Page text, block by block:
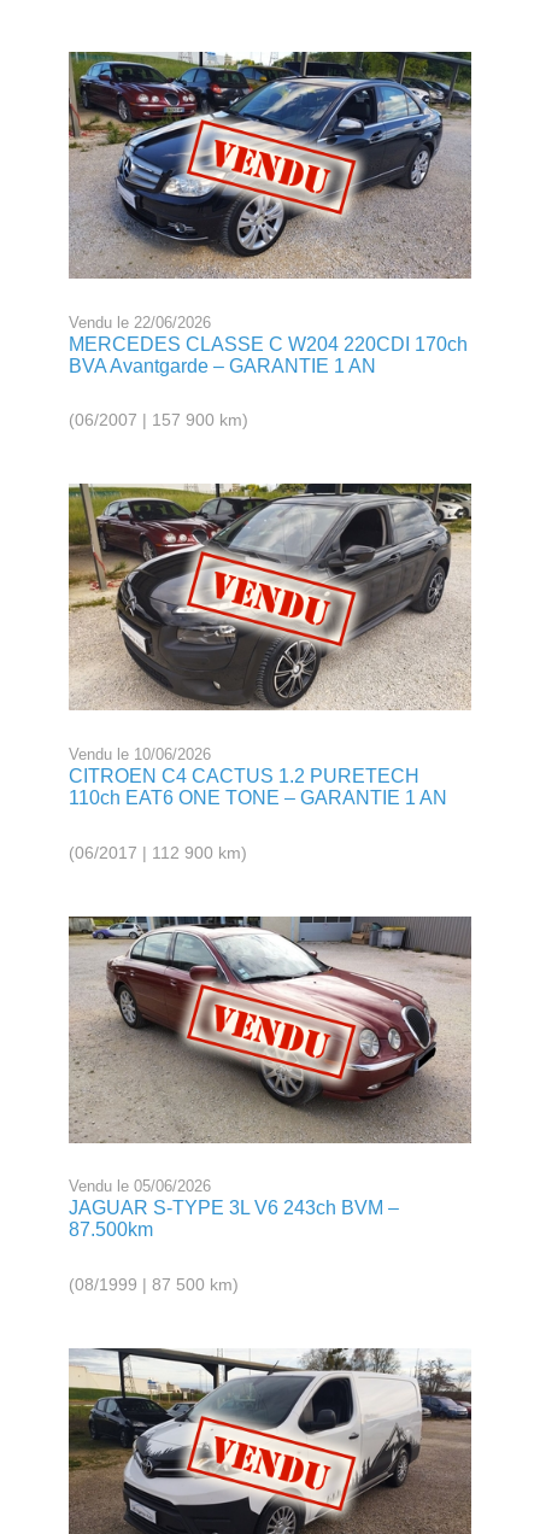
Vendu le 22/06/2026
MERCEDES CLASSE C W204 220CDI 170ch
BVA Avantgarde – GARANTIE 1 AN
(06/2007 | 157 900 km)
Vendu le 10/06/2026
CITROEN C4 CACTUS 1.2 PURETECH
110ch EAT6 ONE TONE – GARANTIE 1 AN
(06/2017 | 112 900 km)
Vendu le 05/06/2026
JAGUAR S-TYPE 3L V6 243ch BVM –
87.500km
(08/1999 | 87 500 km)